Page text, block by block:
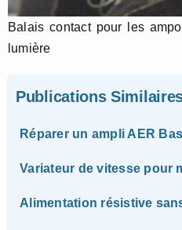
Balais contact pour les
lumière
Publications
Réparer un ampli AER
Variateur de vitesse pour
Alimentation résistive